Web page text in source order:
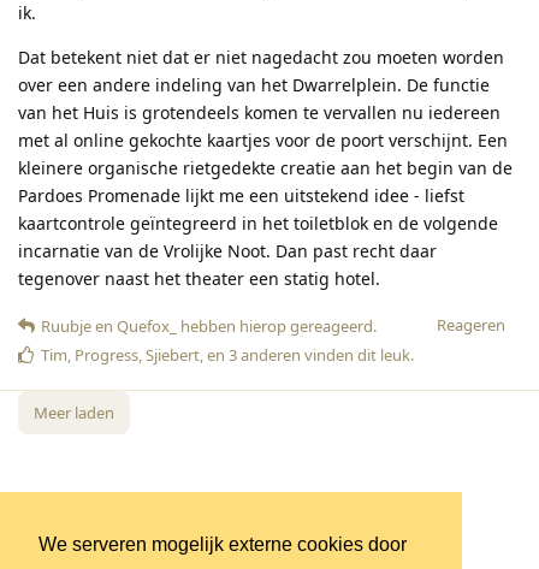
We serveren mogelijk externe cookies door
ik.
Dat betekent niet dat er niet nagedacht zou moeten worden
over een andere indeling van het Dwarrelplein. De functie
van het Huis is grotendeels komen te vervallen nu iedereen
met al online gekochte kaartjes voor de poort verschijnt. Een
kleinere organische rietgedekte creatie aan het begin van de
Pardoes Promenade lijkt me een uitstekend idee - liefst
kaartcontrole geïntegreerd in het toiletblok en de volgende
incarnatie van de Vrolijke Noot. Dan past recht daar
tegenover naast het theater een statig hotel.
Reageren
Ruubjeen Quefox_ hebben hierop gereageerd.
Tim, Progress,Sjiebert, en 3anderen vinden dit leuk.
Meer laden